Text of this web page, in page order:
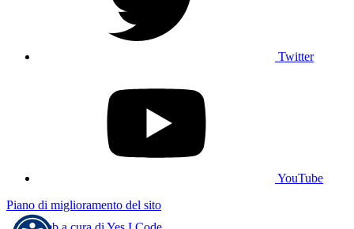
Twitter
YouTube
Piano di miglioramento del sito